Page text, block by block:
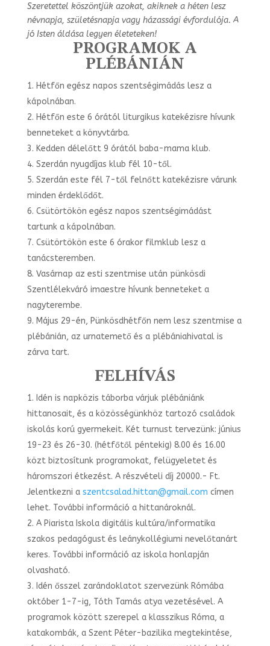
Szeretettel köszöntjük azokat, akiknek a héten lesz
névnapja, születésnapja vagy házassági évfordulója. A
jó Isten áldása legyen életeteken!
PROGRAMOK A
PLÉBÁNIÁN
Hétfőn egész napos szentségimádás lesz a
kápolnában.
Hétfőn este 6 órától liturgikus katekézisre hívunk
benneteket a könyvtárba.
Kedden délelőtt 9 órától baba-mama klub.
Szerdán nyugdíjas klub fél 10-től.
Szerdán este fél 7-től felnőtt katekézisre várunk
minden érdeklődőt.
Csütörtökön egész napos szentségimádást
tartunk a kápolnában.
Csütörtökön este 6 órakor filmklub lesz a
tanácsteremben.
Vasárnap az esti szentmise után pünkösdi
Szentlélekváró imaestre hívunk benneteket a
nagyterembe.
Május 29-én, Pünkösdhétfőn nem lesz szentmise a
plébánián, az urnatemető és a plébániahivatal is
zárva tart.
FELHÍVÁS
Idén is napközis táborba várjuk plébániánk
hittanosait, és a közösségünkhöz tartozó családok
iskolás korú gyermekeit. Két turnust tervezünk: június
19-23 és 26-30. (hétfőtől péntekig) 8.00 és 16.00
közt biztosítunk programokat, felügyeletet és
háromszori étkezést. A részvételi díj 20000.- Ft.
Jelentkezni a szentcsalad.hittan@gmail.com címen
lehet. További információ a hittanároknál.
A Piarista Iskola digitális kultúra/informatika
szakos pedagógust és leánykollégiumi nevelőtanárt
keres. További információ az iskola honlapján
olvasható.
Idén ősszel zarándoklatot szervezünk Rómába
október 1-7-ig, Tóth Tamás atya vezetésével. A
programok között szerepel a klasszikus Róma, a
katakombák, a Szent Péter-bazilika megtekintése,